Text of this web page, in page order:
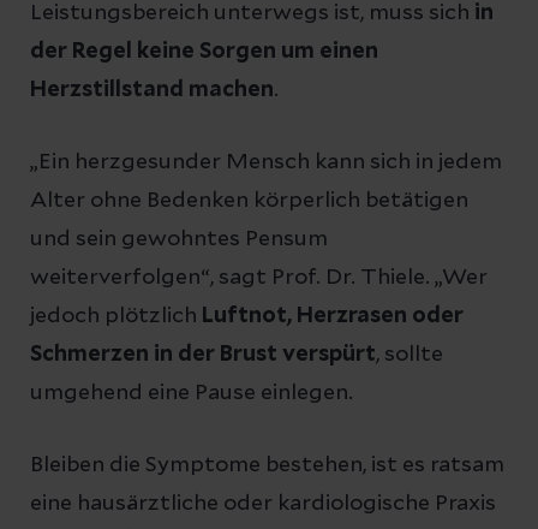
Leistungsbereich unterwegs ist, muss sich in
der Regel keine Sorgen um einen
Herzstillstand machen.
„Ein herzgesunder Mensch kann sich in jedem
Alter ohne Bedenken körperlich betätigen
und sein gewohntes Pensum
weiterverfolgen“, sagt Prof. Dr. Thiele. „Wer
jedoch plötzlich Luftnot, Herzrasen oder
Schmerzen in der Brust verspürt, sollte
umgehend eine Pause einlegen.
Bleiben die Symptome bestehen, ist es ratsam
eine hausärztliche oder kardiologische Praxis